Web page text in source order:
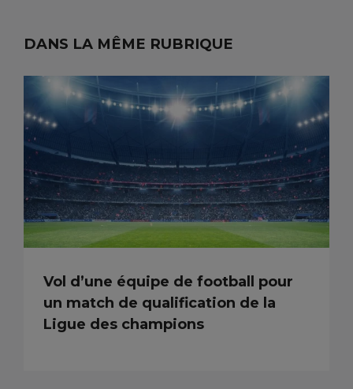
DANS LA MÊME RUBRIQUE
Vol d’une équipe de football pour
un match de qualification de la
Ligue des champions